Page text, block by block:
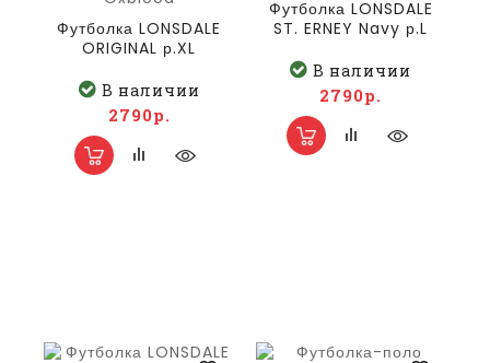
Футболка LONSDALE
ORIGINAL р.XL
В наличии
2790р.
Футболка LONSDALE
ST. ERNEY Navy р.L
В наличии
2790р.